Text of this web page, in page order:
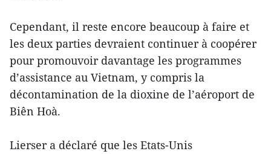
Cependant, il reste encore beaucoup à faire et
les deux parties devraient continuer à coopérer
pour promouvoir davantage les programmes
d’assistance au Vietnam, y compris la
décontamination de la dioxine de l’aéroport de
Biên Hoà.
Lierser a déclaré que les Etats-Unis